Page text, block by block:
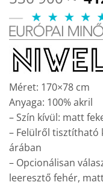
Méret: 170×78 cm
Anyaga: 100% akril
– Szín kívül: matt
– Felülről tisztítható
árában
– Opcionálisan
leeresztő fehér,